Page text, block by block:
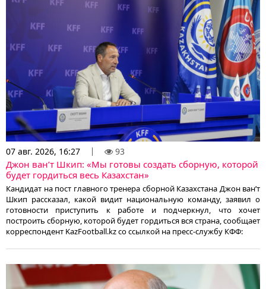
07 авг. 2026, 16:27 93
Джон ван’т Шкип: «Мы готовы создать сборную, которой
будет гордиться весь Казахстан»
Кандидат на пост главного тренера сборной Казахстана Джон ван’т
Шкип рассказал, какой видит национальную команду, заявил о
готовности приступить к работе и подчеркнул, что хочет
построить сборную, которой будет гордиться вся страна, сообщает
корреспондент KazFootball.kz со ссылкой на пресс-службу КФФ: